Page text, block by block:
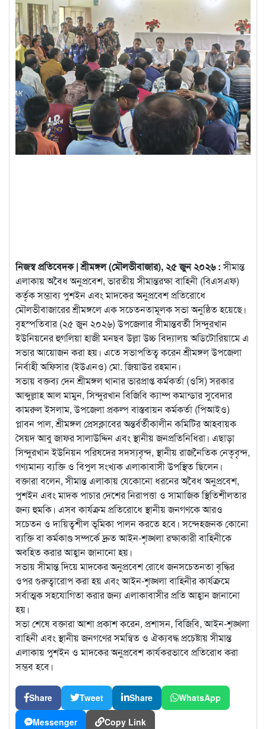
নিজস্ব প্রতিবেদক | শ্রীমঙ্গল (মৌলভীবাজার), ২৫ জুন ২০২৬ :সীমান্ত
এলাকায় অবৈধ অনুপ্রবেশ, ভারতীয় সীমান্তরক্ষা বাহিনী (বিএসএফ)
কর্তৃক সম্ভাব্য পুশইন এবং মাদকের অনুপ্রবেশ প্রতিরোধে
মৌলভীবাজারের শ্রীমঙ্গলে এক সচেতনতামূলক সভা অনুষ্ঠিত হয়েছে।
বৃহস্পতিবার (২৫ জুন ২০২৬) উপজেলার সীমান্তবর্তী সিন্দুরখান
ইউনিয়নের হুগলিয়া হাজী মনছব উল্লা উচ্চ বিদ্যালয় অডিটোরিয়ামে এ
সভার আয়োজন করা হয়। এতে সভাপতিত্ব করেন শ্রীমঙ্গল উপজেলা
নির্বাহী অফিসার (ইউএনও) মো. জিয়াউর রহমান।
সভায় বক্তব্য দেন শ্রীমঙ্গল থানার ভারপ্রাপ্ত কর্মকর্তা (ওসি) সরকার
আব্দুল্লাহ আল মামুন, সিন্দুরখান বিজিবি ক্যাম্প কমান্ডার সুবেদার
কামরুল ইসলাম, উপজেলা প্রকল্প বাস্তবায়ন কর্মকর্তা (পিআইও)
প্লাবন পাল, শ্রীমঙ্গল প্রেসক্লাবের অন্তর্বর্তীকালীন কমিটির আহবায়ক
সৈয়দ আবু জাফর সালাউদ্দিন এবং স্থানীয় জনপ্রতিনিধিরা। এছাড়া
সিন্দুরখান ইউনিয়ন পরিষদের সদস্যবৃন্দ, স্থানীয় রাজনৈতিক নেতৃবৃন্দ,
গণ্যমান্য ব্যক্তি ও বিপুল সংখ্যক এলাকাবাসী উপস্থিত ছিলেন।
বক্তারা বলেন, সীমান্ত এলাকায় যেকোনো ধরনের অবৈধ অনুপ্রবেশ,
পুশইন এবং মাদক পাচার দেশের নিরাপত্তা ও সামাজিক স্থিতিশীলতার
জন্য হুমকি। এসব কার্যক্রম প্রতিরোধে স্থানীয় জনগণকে আরও
সচেতন ও দায়িত্বশীল ভূমিকা পালন করতে হবে। সন্দেহজনক কোনো
ব্যক্তি বা কর্মকাণ্ড সম্পর্কে দ্রুত আইন-শৃঙ্খলা রক্ষাকারী বাহিনীকে
অবহিত করার আহ্বান জানানো হয়।
সভায় সীমান্ত দিয়ে মাদকের অনুপ্রবেশ রোধে জনসচেতনতা বৃদ্ধির
ওপর গুরুত্বারোপ করা হয় এবং আইন-শৃঙ্খলা বাহিনীর কার্যক্রমে
সর্বাত্মক সহযোগিতা করার জন্য এলাকাবাসীর প্রতি আহ্বান জানানো
হয়।
সভা শেষে বক্তারা আশা প্রকাশ করেন, প্রশাসন, বিজিবি, আইন-শৃঙ্খলা
বাহিনী এবং স্থানীয় জনগণের সমন্বিত ও ঐক্যবদ্ধ প্রচেষ্টায় সীমান্ত
এলাকায় পুশইন ও মাদকের অনুপ্রবেশ কার্যকরভাবে প্রতিরোধ করা
সম্ভব হবে।
Share Tweet Share WhatsApp
Messenger Copy Link